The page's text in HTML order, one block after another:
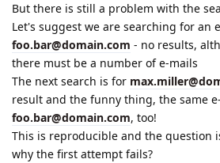
But there is still a problem with the
Let's suggest we are searching for an
foo.bar@domain.com - no results,
there must be a number of e-mails
The next search is for
result and the funny thing, the same
foo.bar@domain.com, too!
This is reproducible and the question
why the first attempt fails?